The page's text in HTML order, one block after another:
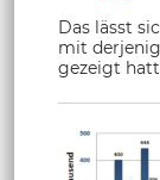
Das lässt
mit
gezeigt